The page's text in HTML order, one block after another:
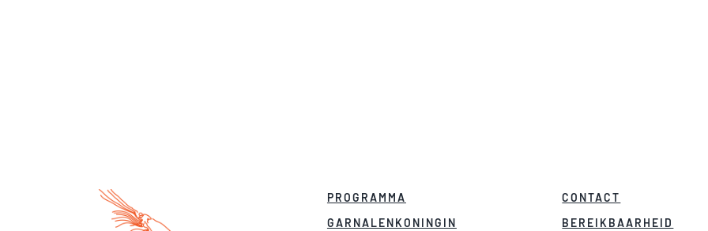
PROGRAMMA
GARNALENKONINGIN
CONTACT
BEREIKBAARHEID